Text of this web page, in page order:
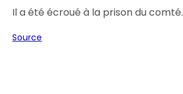
Il a été écroué à la prison du comté.
Source